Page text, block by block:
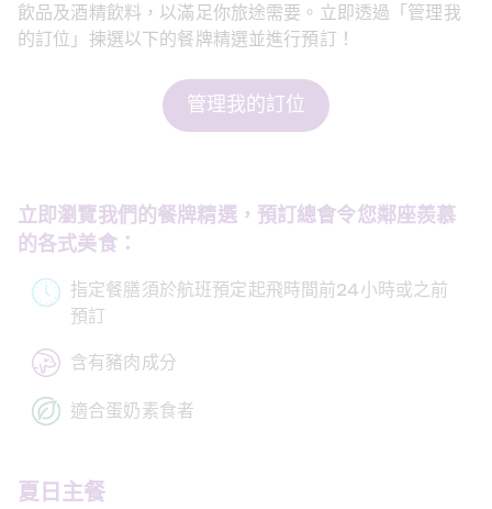
飲品及酒精飲料，以滿足你旅途需要。立即透過「管理我
的訂位」揀選以下的餐牌精選並進行預訂！
管理我的訂位
立即瀏覽我們的餐牌精選，預訂總會令您鄰座羨慕
的各式美食：
指定餐膳須於航班預定起飛時間前24小時或之前
預訂
含有豬肉成分
適合蛋奶素食者
夏日主餐